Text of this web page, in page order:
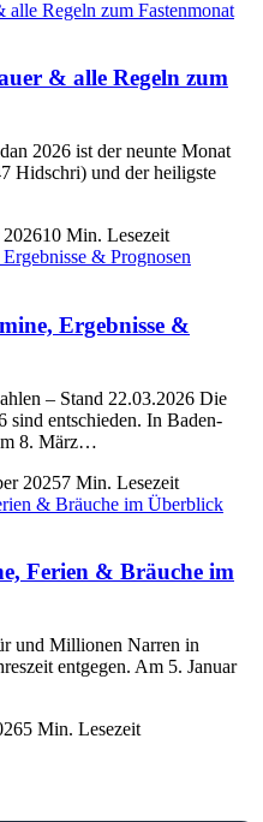
& alle Regeln zum
2026 ist der neunte Monat
Hidschri) und der heiligste
202610 Min. Lesezeit
Ergebnisse &
– Stand 22.03.2026 Die
sind entschieden. In Baden-
8. März…
20257 Min. Lesezeit
Ferien & Bräuche im
und Millionen Narren in
entgegen. Am 5. Januar
5 Min. Lesezeit